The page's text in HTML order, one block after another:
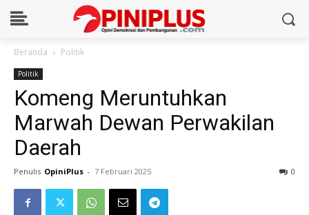
Beranda Politik
Politik
Komeng Meruntuhkan
Marwah Dewan Perwakilan
Daerah
Penulis OpiniPlus - 7 Februari 2025 0